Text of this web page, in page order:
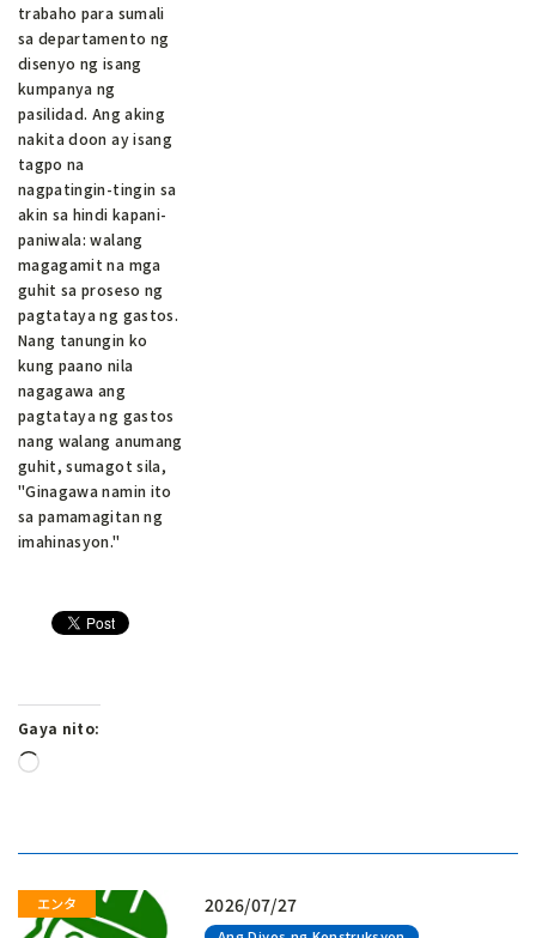
trabaho para sumali
sa departamento ng
disenyo ng isang
kumpanya ng
pasilidad. Ang aking
nakita doon ay isang
tagpo na
nagpatingin-tingin sa
akin sa hindi kapani-
paniwala: walang
magagamit na mga
guhit sa proseso ng
pagtataya ng gastos.
Nang tanungin ko
kung paano nila
nagagawa ang
pagtataya ng gastos
nang walang anumang
guhit, sumagot sila,
"Ginagawa namin ito
sa pamamagitan ng
imahinasyon."
Gaya nito:
Naglo-
2026/07/27